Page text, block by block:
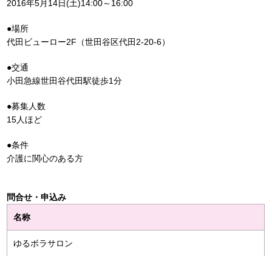
2016年5月14日(土)14:00～16:00
●場所
代田ビューロー2F（世田谷区代田2-20-6）
●交通
小田急線世田谷代田駅徒歩1分
●募集人数
15人ほど
●条件
介護に関心のある方
問合せ・申込み
名称
ゆるボラサロン